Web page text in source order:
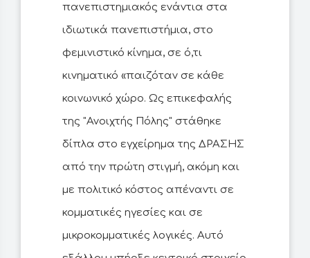
πανεπιστημιακός ενάντια στα
ιδιωτικά πανεπιστήμια, στο
φεμινιστικό κίνημα, σε ό,τι
κινηματικό «παιζόταν σε κάθε
κοινωνικό χώρο. Ως επικεφαλής
της "Ανοιχτής Πόλης" στάθηκε
δίπλα στο εγχείρημα της ΔΡΑΣΗΣ
από την πρώτη στιγμή, ακόμη και
με πολιτικό κόστος απέναντι σε
κομματικές ηγεσίες και σε
μικροκομματικές λογικές. Αυτό